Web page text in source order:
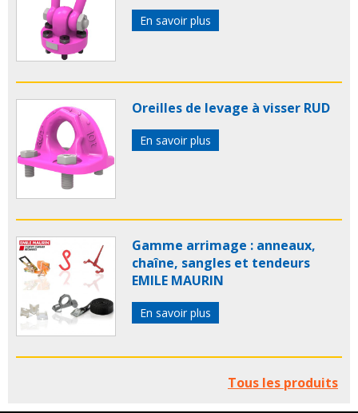
En savoir plus
Oreilles de levage à visser RUD
En savoir plus
Gamme arrimage : anneaux,
chaîne, sangles et tendeurs
EMILE MAURIN
En savoir plus
Tous les produits